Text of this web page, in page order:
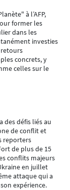
à l’AFP,
former les
dans les
investies
concrets, y
celles sur le
des défis liés au
de conflit et
reporters
de plus de 15
conflits majeurs
en juillet
attaque qui a
expérience.